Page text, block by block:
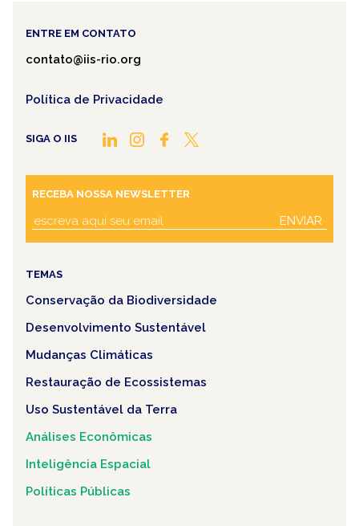
ENTRE EM CONTATO
contato@iis-rio.org
Política de Privacidade
SIGA O IIS
RECEBA NOSSA NEWSLETTER
ENVIAR
TEMAS
Conservação da Biodiversidade
Desenvolvimento Sustentável
Mudanças Climáticas
Restauração de Ecossistemas
Uso Sustentável da Terra
Análises Econômicas
Inteligência Espacial
Políticas Públicas